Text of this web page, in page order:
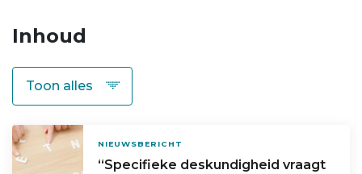
Inhoud
NIEUWSBERICHT
“Specifieke deskundigheid vraagt